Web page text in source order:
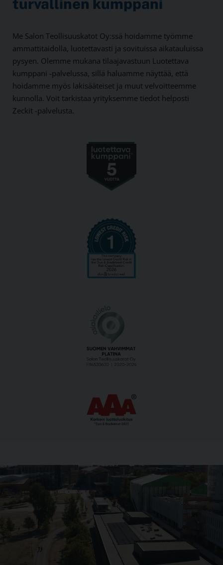
turvallinen kumppani
Me Salon Teollisuuskatot Oy:ssä hoidamme työmme
ammattitaidolla, luotettavasti ja sovituissa aikatauluissa
pysyen. Olemme mukana tilaajavastuun Luotettava
kumppani -palvelussa, sillä haluamme näyttää, että
hoidamme myös lakisääteiset ja muut velvoitteemme
kunnolla. Voit tarkistaa yrityksemme tiedot helposti
Zeckit -palvelusta.